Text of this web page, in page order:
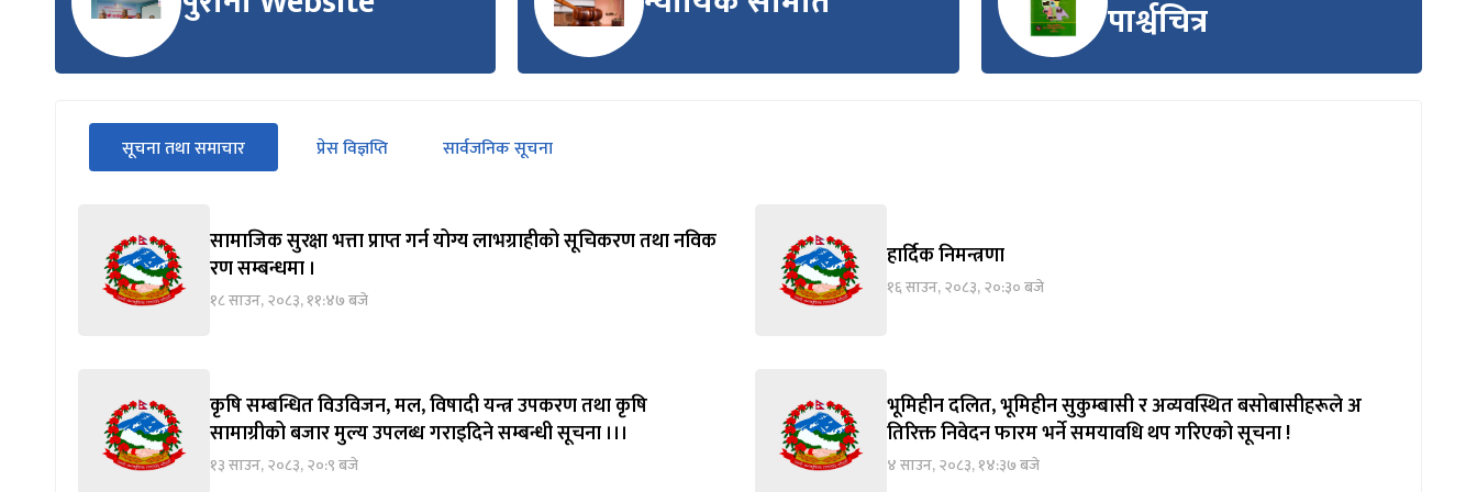
पार्श्वचित्र
सीधा
पहिलो
जानुहोस्
सूचना तथा समाचार
(सक्रिय ट्याब)
प्रेस विज्ञप्ति सार्वजनिक सूचना
सामाजिक सुरक्षा भत्ता प्राप्त गर्न योग्य लाभग्राहीको सूचिकरण तथा नविक
रण सम्बन्धमा ।
१८ साउन, २०८३, ११:४७ बजे
हार्दिक निमन्त्रणा
१६ साउन, २०८३, २०:३० बजे
कृषि सम्बन्धित विउविजन, मल, विषादी यन्त्र उपकरण तथा कृषि
सामाग्रीको बजार मुल्य उपलब्ध गराइदिने सम्बन्धी सूचना ।।।
१३ साउन, २०८३, २०:९ बजे
भूमिहीन दलित, भूमिहीन सुकुम्बासी र अव्यवस्थित बसोबासीहरूले अ
तिरिक्त निवेदन फारम भर्ने समयावधि थप गरिएको सूचना !
४ साउन, २०८३, १४:३७ बजे